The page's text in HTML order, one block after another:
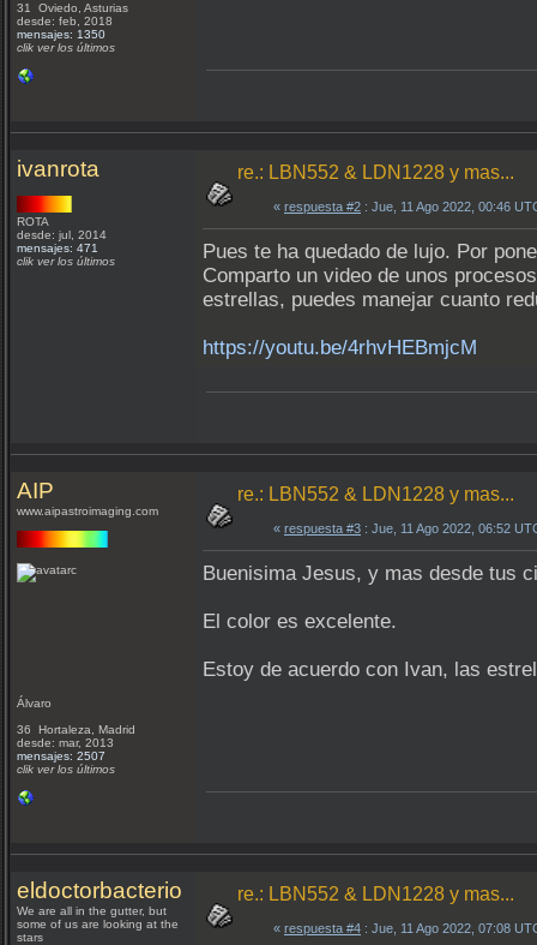
31 Oviedo, Asturias
desde: feb, 2018
mensajes: 1350
clik ver los últimos
ivanrota
ROTA
desde: jul, 2014
mensajes: 471
clik ver los últimos
re.: LBN552 & LDN1228 y mas...
« respuesta #2 : Jue, 11 Ago 2022, 00:46
Pues te ha quedado de lujo. Por
Comparto un video de unos
estrellas, puedes manejar cuanto
https://youtu.be/4rhvHEBmjcM
AIP
www.aipastroimaging.com
Álvaro
36 Hortaleza, Madrid
desde: mar, 2013
mensajes: 2507
clik ver los últimos
re.: LBN552 & LDN1228 y mas...
« respuesta #3 : Jue, 11 Ago 2022, 06:52
Buenisima Jesus, y mas desde tus
El color es excelente.
Estoy de acuerdo con Ivan, las
eldoctorbacterio
We are all in the gutter, but
some of us are looking at the
stars
re.: LBN552 & LDN1228 y mas...
« respuesta #4 : Jue, 11 Ago 2022, 07:08